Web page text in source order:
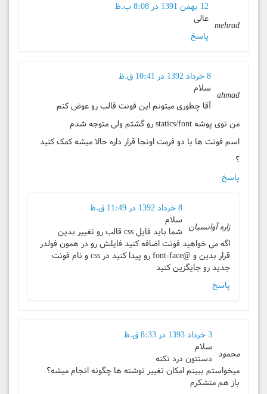
mehrad
12 بهمن 1391 در 8:08 ب.ظ
عالی
پاسخ
ahmad
8 خرداد 1392 در 10:41 ق.ظ
سلام
آقا چطوری میتونم این فونت قالب رو عوض کنم
من توی پوشه statics/font رو گشتم ولی متوجه شدم
اسم فونت ها با دو فرمت اونجا قرار داره حالا میشه کمک کنید
؟
پاسخ
زاره آوانسیان
8 خرداد 1392 در 11:49 ق.ظ
سلام
شما باید فایل css قالب رو تغییر بدین
اگه می خواهید فونت اضافه کنید فایلش رو در همون فولدر
قرار بدین و @font-face رو پیدا کنید در css و نام فونت
جدید رو جایگزین کنید
پاسخ
محمود
3 خرداد 1393 در 8:33 ق.ظ
سلام
دستتون درد نکنه
میخواستم ببینم امکان تغییر نوشته ها چگونه انجام میشه؟
باز هم متشکرم